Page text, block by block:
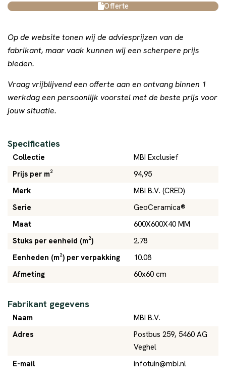
Offerte
Op de website tonen wij de adviesprijzen van de
fabrikant, maar vaak kunnen wij een scherpere prijs
bieden.
Vraag vrijblijvend een offerte aan en ontvang binnen 1
werkdag een persoonlijk voorstel met de beste prijs voor
jouw situatie.
Specificaties
Collectie
MBI Exclusief
Prijs per m²
94,95
Merk
MBI B.V. (CRED)
Serie
GeoCeramica®
Maat
600X600X40 MM
Stuks per eenheid (m²)
2.78
Eenheden (m²) per verpakking
10.08
Afmeting
60x60 cm
Fabrikant gegevens
Naam
MBI B.V.
Adres
Postbus 259, 5460 AG
Veghel
E-mail
infotuin@mbi.nl